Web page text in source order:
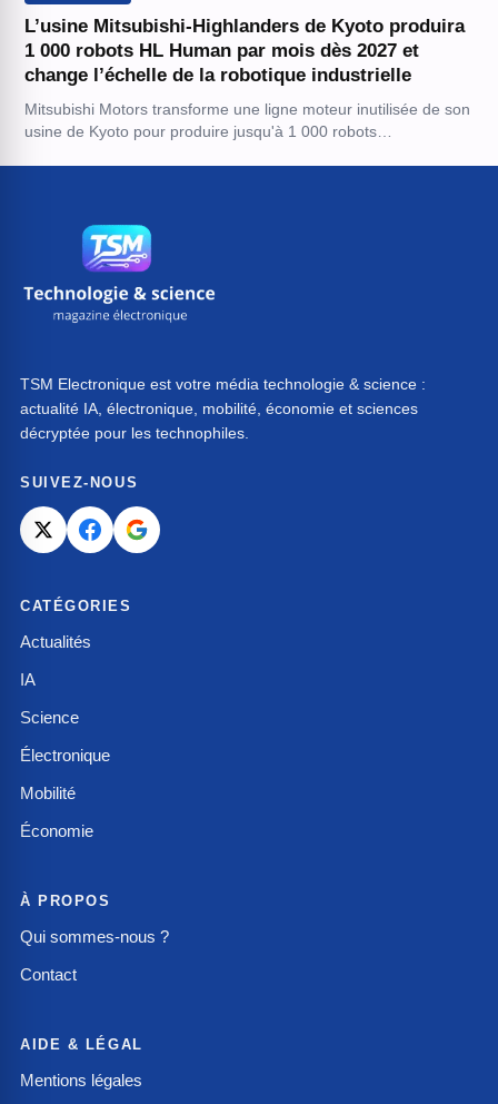
L’usine Mitsubishi-Highlanders de Kyoto produira
1 000 robots HL Human par mois dès 2027 et
change l’échelle de la robotique industrielle
Mitsubishi Motors transforme une ligne moteur inutilisée de son
usine de Kyoto pour produire jusqu'à 1 000 robots…
TSM Electronique est votre média technologie & science :
actualité IA, électronique, mobilité, économie et sciences
décryptée pour les technophiles.
SUIVEZ-NOUS
CATÉGORIES
Actualités
IA
Science
Électronique
Mobilité
Économie
À PROPOS
Qui sommes-nous ?
Contact
AIDE & LÉGAL
Mentions légales